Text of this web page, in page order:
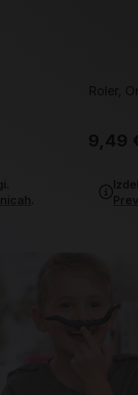
Roler,
9,49